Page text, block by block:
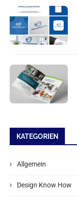
KATEGORIEN
Allgemein
Design Know How